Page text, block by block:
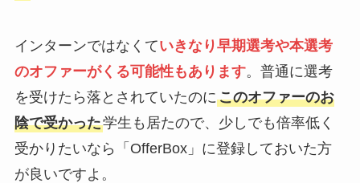
インターンではなくていきなり早期選考や本選考
のオファーがくる可能性もあります。普通に選考
を受けたら落とされていたのにこのオファーのお
陰で受かった学生も居たので、少しでも倍率低く
受かりたいなら「OfferBox」に登録しておいた方
が良いですよ。